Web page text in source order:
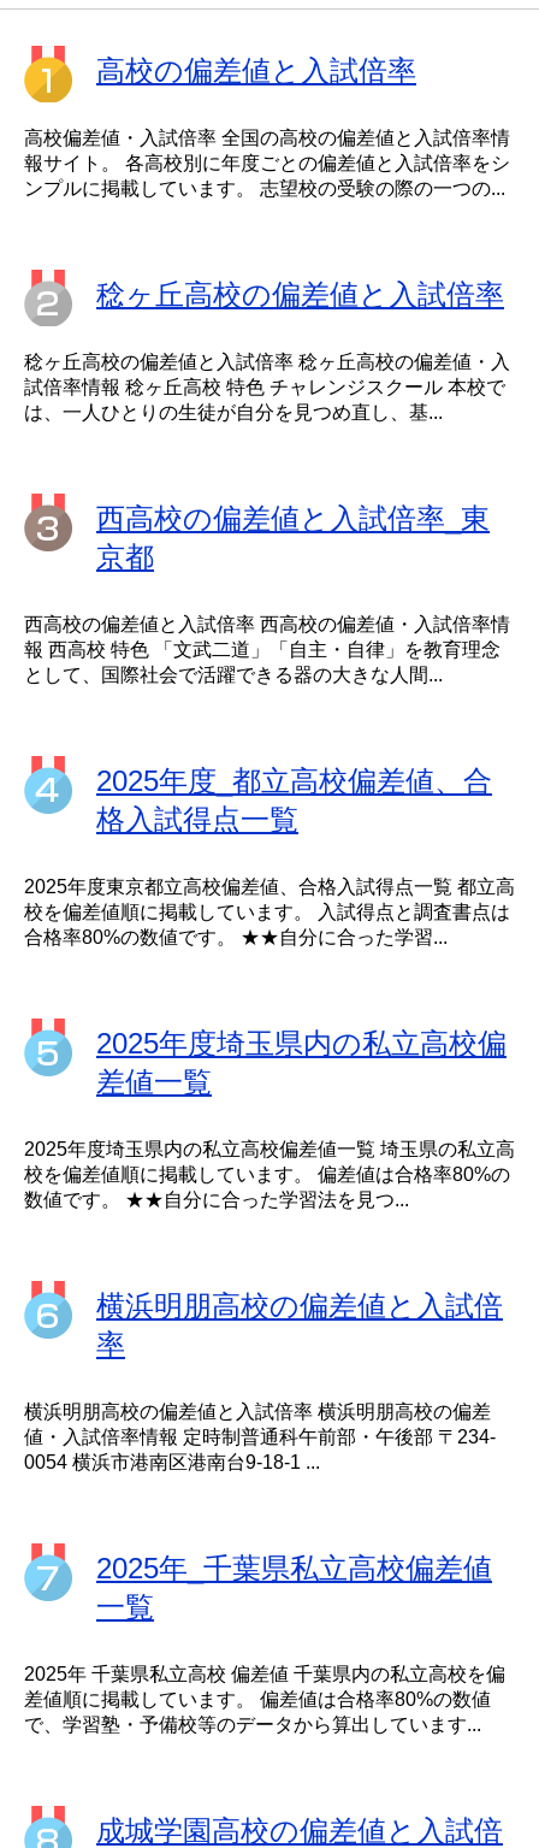
高校の偏差値と入試倍率
高校偏差値・入試倍率 全国の高校の偏差値と入試倍率情
報サイト。 各高校別に年度ごとの偏差値と入試倍率をシ
ンプルに掲載しています。 志望校の受験の際の一つの...
稔ヶ丘高校の偏差値と入試倍率
稔ヶ丘高校の偏差値と入試倍率 稔ヶ丘高校の偏差値・入
試倍率情報 稔ヶ丘高校 特色 チャレンジスクール 本校で
は、一人ひとりの生徒が自分を見つめ直し、基...
西高校の偏差値と入試倍率_東
京都
西高校の偏差値と入試倍率 西高校の偏差値・入試倍率情
報 西高校 特色 「文武二道」「自主・自律」を教育理念
として、国際社会で活躍できる器の大きな人間...
2025年度_都立高校偏差値、合
格入試得点一覧
2025年度東京都立高校偏差値、合格入試得点一覧 都立高
校を偏差値順に掲載しています。 入試得点と調査書点は
合格率80%の数値です。 ★★自分に合った学習...
2025年度埼玉県内の私立高校偏
差値一覧
2025年度埼玉県内の私立高校偏差値一覧 埼玉県の私立高
校を偏差値順に掲載しています。 偏差値は合格率80%の
数値です。 ★★自分に合った学習法を見つ...
横浜明朋高校の偏差値と入試倍
率
横浜明朋高校の偏差値と入試倍率 横浜明朋高校の偏差
値・入試倍率情報 定時制普通科午前部・午後部 〒234-
0054 横浜市港南区港南台9-18-1 ...
2025年_千葉県私立高校偏差値
一覧
2025年 千葉県私立高校 偏差値 千葉県内の私立高校を偏
差値順に掲載しています。 偏差値は合格率80%の数値
で、学習塾・予備校等のデータから算出しています...
成城学園高校の偏差値と入試倍